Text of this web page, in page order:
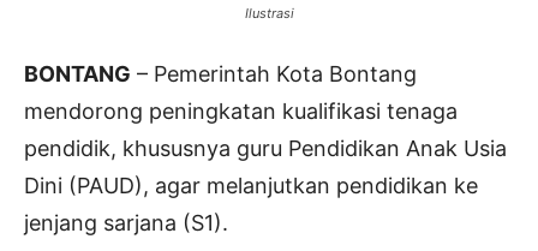
Ilustrasi
BONTANG – Pemerintah Kota Bontang
mendorong peningkatan kualifikasi tenaga
pendidik, khususnya guru Pendidikan Anak Usia
Dini (PAUD), agar melanjutkan pendidikan ke
jenjang sarjana (S1).